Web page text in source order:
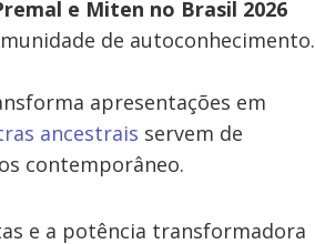
e Miten no Brasil 2026
de autoconhecimento.
apresentações em
ancestrais servem de
contemporâneo.
e a potência transformadora